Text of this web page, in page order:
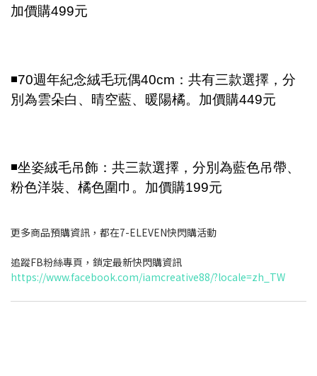
加價購499元
◾70週年紀念絨毛玩偶40cm：共有三款選擇，分
別為雲朵白、晴空藍、暖陽橘。加價購449元
◾坐姿絨毛吊飾：共三款選擇，分別為藍色吊帶、
粉色洋裝、橘色圍巾。加價購199元
更多商品預購資訊，都在7-ELEVEN快閃購活動
追蹤FB粉絲專頁，鎖定最新快閃購資訊
https://www.facebook.com/iamcreative88/?locale=zh_TW